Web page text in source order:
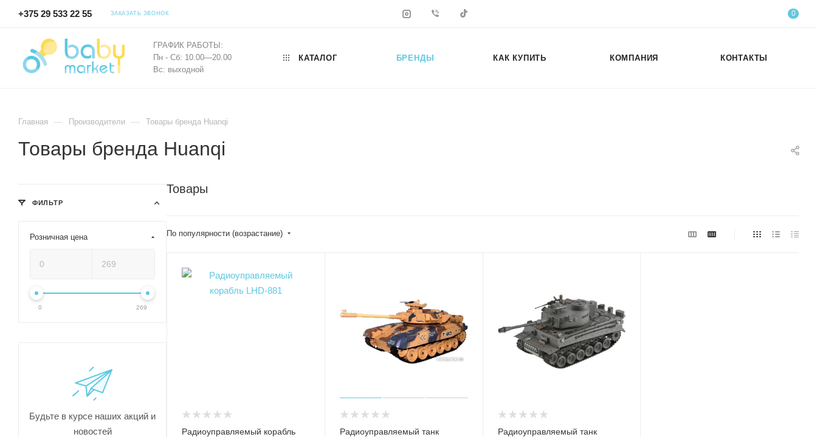
+375 29 533 22 55 ЗАКАЗАТЬ ЗВОНОК 0
ГРАФИК РАБОТЫ:
Пн - Сб: 10.00—20.00
Вс: выходной
КАТАЛОГ БРЕНДЫ КАК КУПИТЬ КОМПАНИЯ КОНТАКТЫ
Главная — Производители — Товары бренда Huanqi
Товары бренда Huanqi
Товары
По популярности (возрастание)
Радиоуправляемый корабль
Радиоуправляемый танк
Радиоуправляемый танк
ФИЛЬТР
Розничная цена
0 269
Будьте в курсе наших акций и
новостей